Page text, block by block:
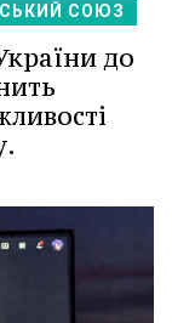
СОЮЗ
до